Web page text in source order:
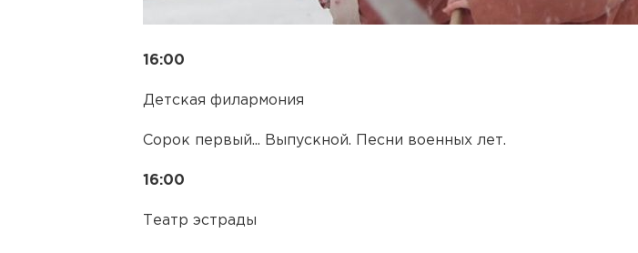
16:00
Детская филармония
Сорок первый... Выпускной. Песни военных лет.
16:00
Театр эстрады